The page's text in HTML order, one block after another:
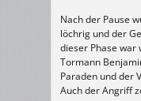
Nach der Pause
löchrig und der
dieser Phase war
Tormann
Paraden und der
Auch der Angriff